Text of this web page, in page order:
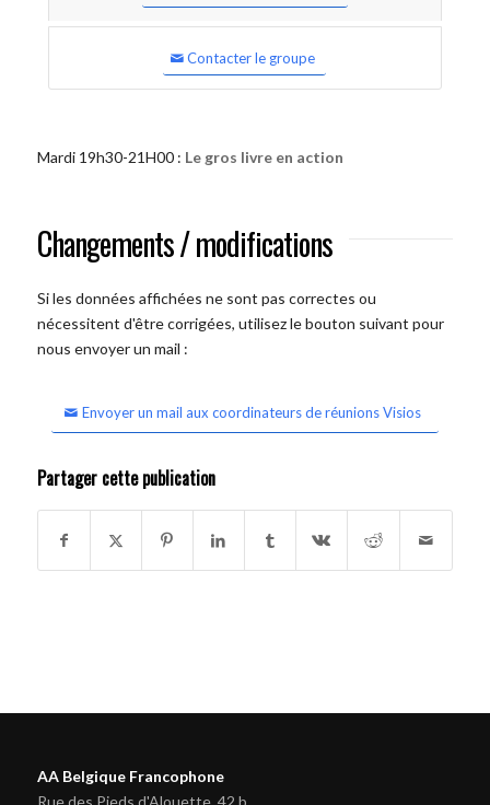
Contacter le groupe
Mardi 19h30-21H00 : Le gros livre en action
Changements / modifications
Si les données affichées ne sont pas correctes ou
nécessitent d'être corrigées, utilisez le bouton suivant pour
nous envoyer un mail :
Envoyer un mail aux coordinateurs de réunions Visios
Partager cette publication
AA Belgique Francophone
Rue des Pieds d'Alouette, 42 b